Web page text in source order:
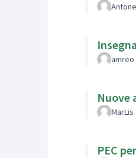
amreo
Nuove
MarLis
PEC